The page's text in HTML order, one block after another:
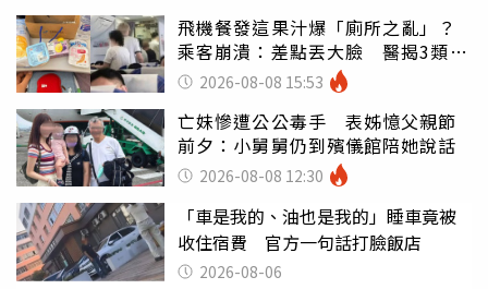
飛機餐發這果汁爆「廁所之亂」？
乘客崩潰：差點丟大臉 醫揭3類人
別亂喝
2026-08-08 15:53
亡妹慘遭公公毒手 表姊憶父親節
前夕：小舅舅仍到殯儀館陪她說話
2026-08-08 12:30
「車是我的、油也是我的」睡車竟被
收住宿費 官方一句話打臉飯店
2026-08-06